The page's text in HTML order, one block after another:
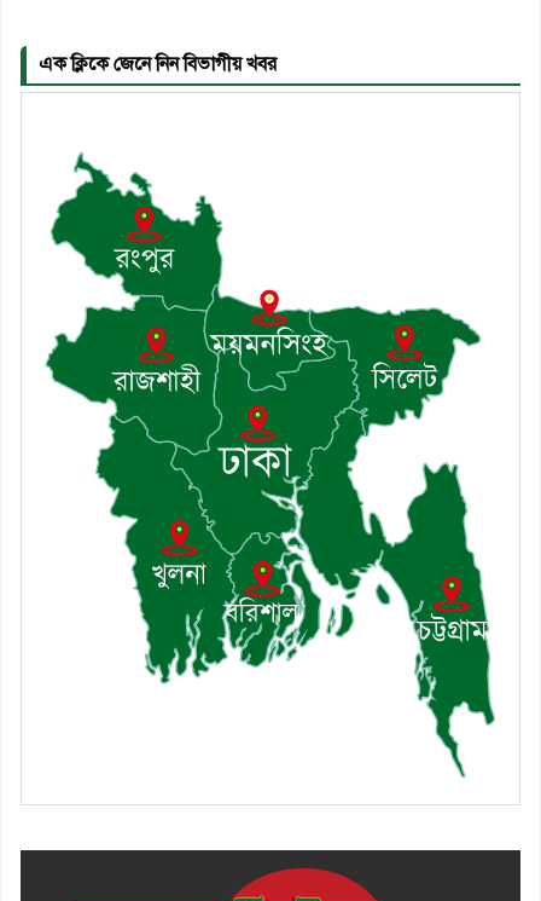
৬। জেলা পুলিশ সুপার থেকে সম্মাননা
পেলেন দাউদকান্দি মডেল থানার
৭। দাউদকান্দিতে উপজেলা আইন-
শৃঙ্খলা কমিটির মাসিক সভা অনুষ্ঠিত
৮। দাউদকান্দিতে মুচি সম্প্রদায়ের
খোঁজখবর নিলেন ড. খন্দকার মারুফ
হোসেন
৯। মেঘনায় আইন-শৃঙ্খলা কমিটির
মাসিক সভা অনুষ্ঠিত
১০। জাতীয় নেতা ড. খন্দকার
মোশাররফ হোসেনের মূল্যায়ন কোথায়
এবং একটি বিশ্লেষণ
এক ক্লিকে জেনে নিন বিভাগীয় খবর